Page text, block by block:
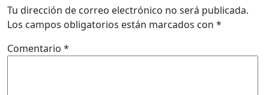
Tu dirección de correo electrónico no será publicada.
Los campos obligatorios están marcados con *
Comentario *